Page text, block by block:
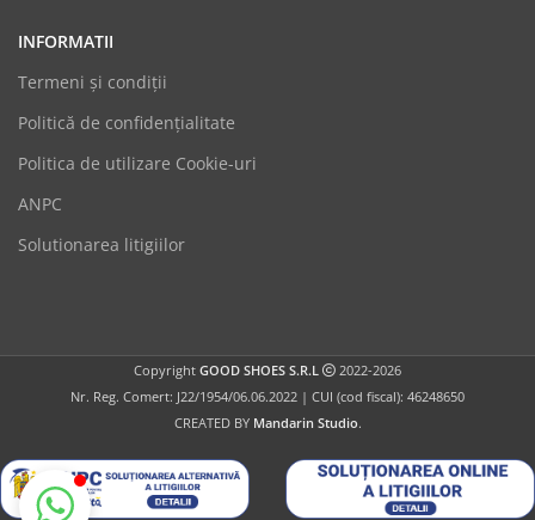
INFORMATII
Termeni şi condiții
Politică de confidențialitate
Politica de utilizare Cookie-uri
ANPC
Solutionarea litigiilor
Copyright GOOD SHOES S.R.L
2022-2026
Nr. Reg. Comert: J22/1954/06.06.2022 | CUI (cod fiscal): 46248650
CREATED BY Mandarin Studio.